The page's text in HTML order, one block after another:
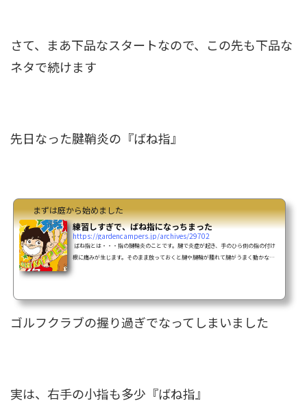
さて、まあ下品なスタートなので、この先も下品な
ネタで続けます
先日なった腱鞘炎の『ばね指』
まずは庭から始めました
練習しすぎで、ばね指になっちまった
https://gardencampers.jp/archives/29702
ばね指とは・・・指の腱鞘炎のことです。腱で炎症が起き、手のひら側の指の付け
根に痛みが生じます。そのまま放っておくと腱や腱鞘が腫れて腱がうまく動かなく
あるので、1時間半だったり2時間だったりの打ち放題を選ぶ ドライバーだと30秒に1
球アイアンだと20秒に1...
ゴルフクラブの握り過ぎでなってしまいました
実は、右手の小指も多少『ばね指』